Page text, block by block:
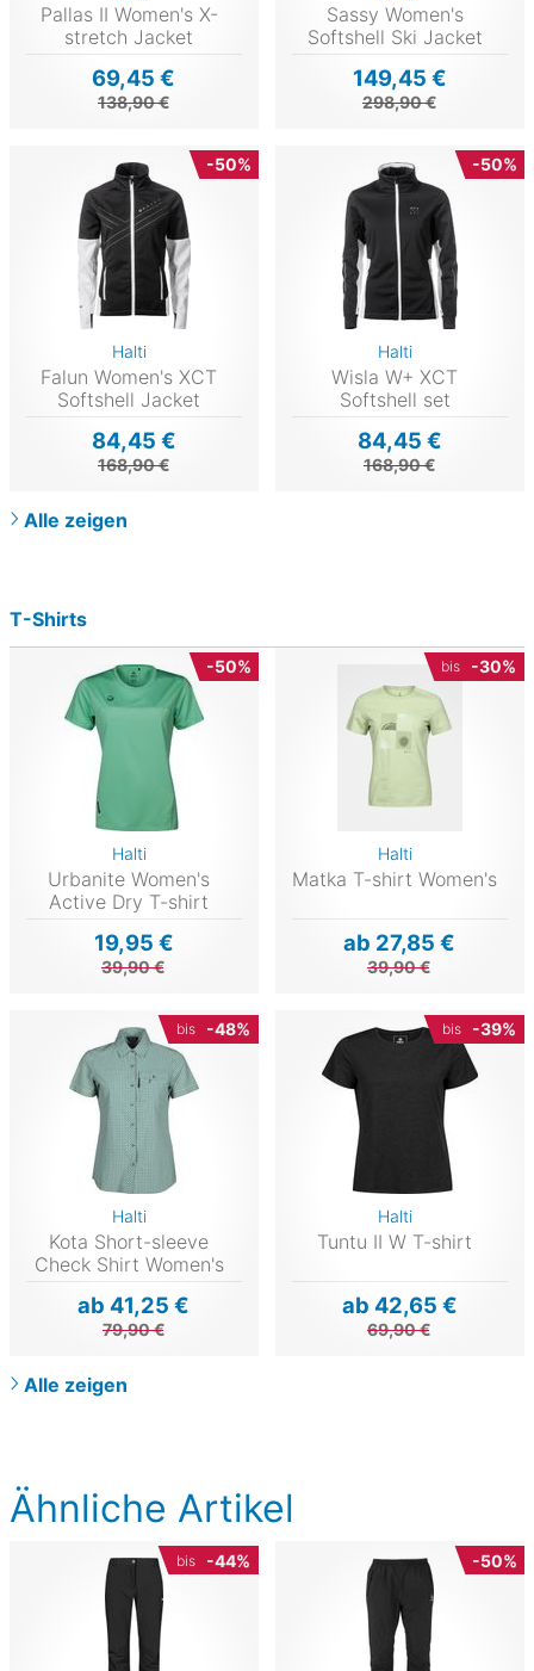
Ähnliche Artikel
bis -44% -50%
Pallas II Women's X-
stretch Jacket
69,45 €
138,90 €
Sassy Women's
Softshell Ski Jacket
149,45 €
298,90 €
-50%
Halti
Falun Women's XCT
Softshell Jacket
84,45 €
168,90 €
-50%
Halti
Wisla W+ XCT
Softshell set
84,45 €
168,90 €
Alle zeigen
T-Shirts
-50%
Halti
Urbanite Women's
Active Dry T-shirt
19,95 €
39,90 €
bis -30%
Halti
Matka T-shirt Women's
ab 27,85 €
39,90 €
bis -48%
Halti
Kota Short-sleeve
Check Shirt Women's
ab 41,25 €
79,90 €
bis -39%
Halti
Tuntu II W T-shirt
ab 42,65 €
69,90 €
Alle zeigen